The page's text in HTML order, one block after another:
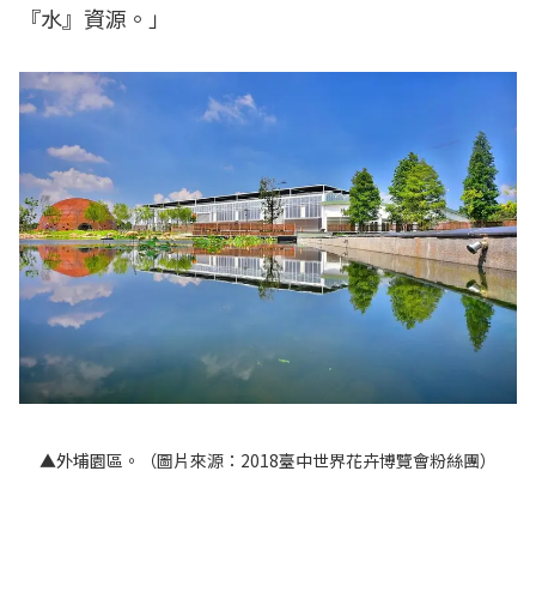
『水』資源。」
▲外埔園區。（圖片來源：2018臺中世界花卉博覽會粉絲團）